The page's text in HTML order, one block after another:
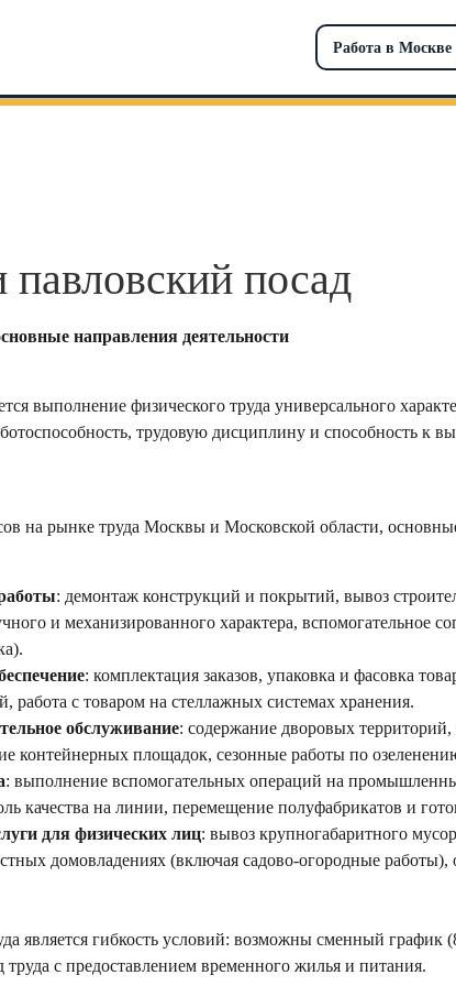
Работа в Москве
павловский посад
направления деятельности
выполнение физического труда универсального
трудовую дисциплину и способность к
на рынке труда Москвы и Московской области,
: демонтаж конструкций и покрытий, вывоз
и механизированного характера, вспомогательное
: комплектация заказов, упаковка и фасовка
работа с товаром на стеллажных системах хранения.
обслуживание: содержание дворовых
контейнерных площадок, сезонные работы по
: выполнение вспомогательных операций на
качества на линии, перемещение полуфабрикатов и
для физических лиц: вывоз крупногабаритного
домовладениях (включая садово-огородные
является гибкость условий: возможны сменный график
труда с предоставлением временного жилья и питания.